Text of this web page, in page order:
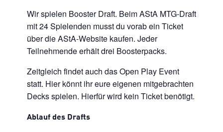
Wir spielen Booster Draft. Beim AStA MTG-Draft
mit 24 Spielenden musst du vorab ein Ticket
über die AStA-Website kaufen. Jeder
Teilnehmende erhält drei Boosterpacks.
Zeitgleich findet auch das Open Play Event
statt. Hier könnt ihr eure eigenen mitgebrachten
Decks spielen. Hierfür wird kein Ticket benötigt.
Ablauf des Drafts